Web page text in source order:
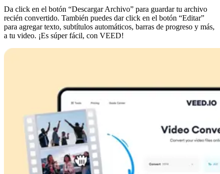
Da click en el botón “Descargar Archivo” para guardar tu archivo
recién convertido. También puedes dar click en el botón “Editar”
para agregar texto, subtítulos automáticos, barras de progreso y más,
a tu video. ¡Es súper fácil, con VEED!